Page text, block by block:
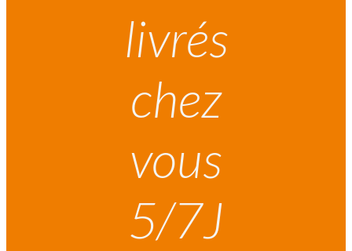
livrés
chez
vous
5/7J